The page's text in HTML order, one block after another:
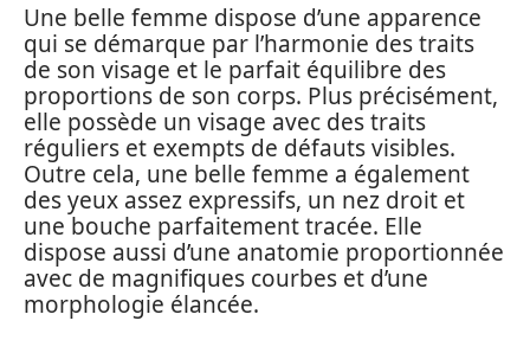
Une belle femme dispose d’une apparence
qui se démarque par l’harmonie des traits
de son visage et le parfait équilibre des
proportions de son corps. Plus précisément,
elle possède un visage avec des traits
réguliers et exempts de défauts visibles.
Outre cela, une belle femme a également
des yeux assez expressifs, un nez droit et
une bouche parfaitement tracée. Elle
dispose aussi d’une anatomie proportionnée
avec de magnifiques courbes et d’une
morphologie élancée.